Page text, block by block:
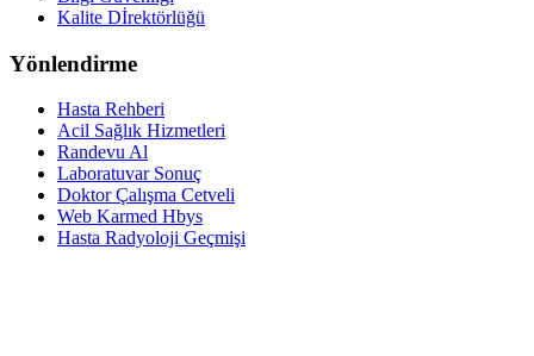
Kalite Dİrektörlüğü
Yönlendirme
Hasta Rehberi
Acil Sağlık Hizmetleri
Randevu Al
Laboratuvar Sonuç
Doktor Çalışma Cetveli
Web Karmed Hbys
Hasta Radyoloji Geçmişi